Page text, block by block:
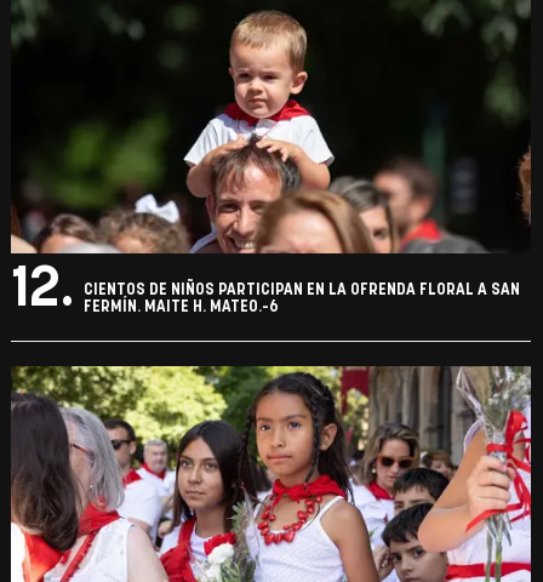
12.
CIENTOS DE NIÑOS PARTICIPAN EN LA OFRENDA FLORAL A SAN
FERMÍN. MAITE H. MATEO.-6